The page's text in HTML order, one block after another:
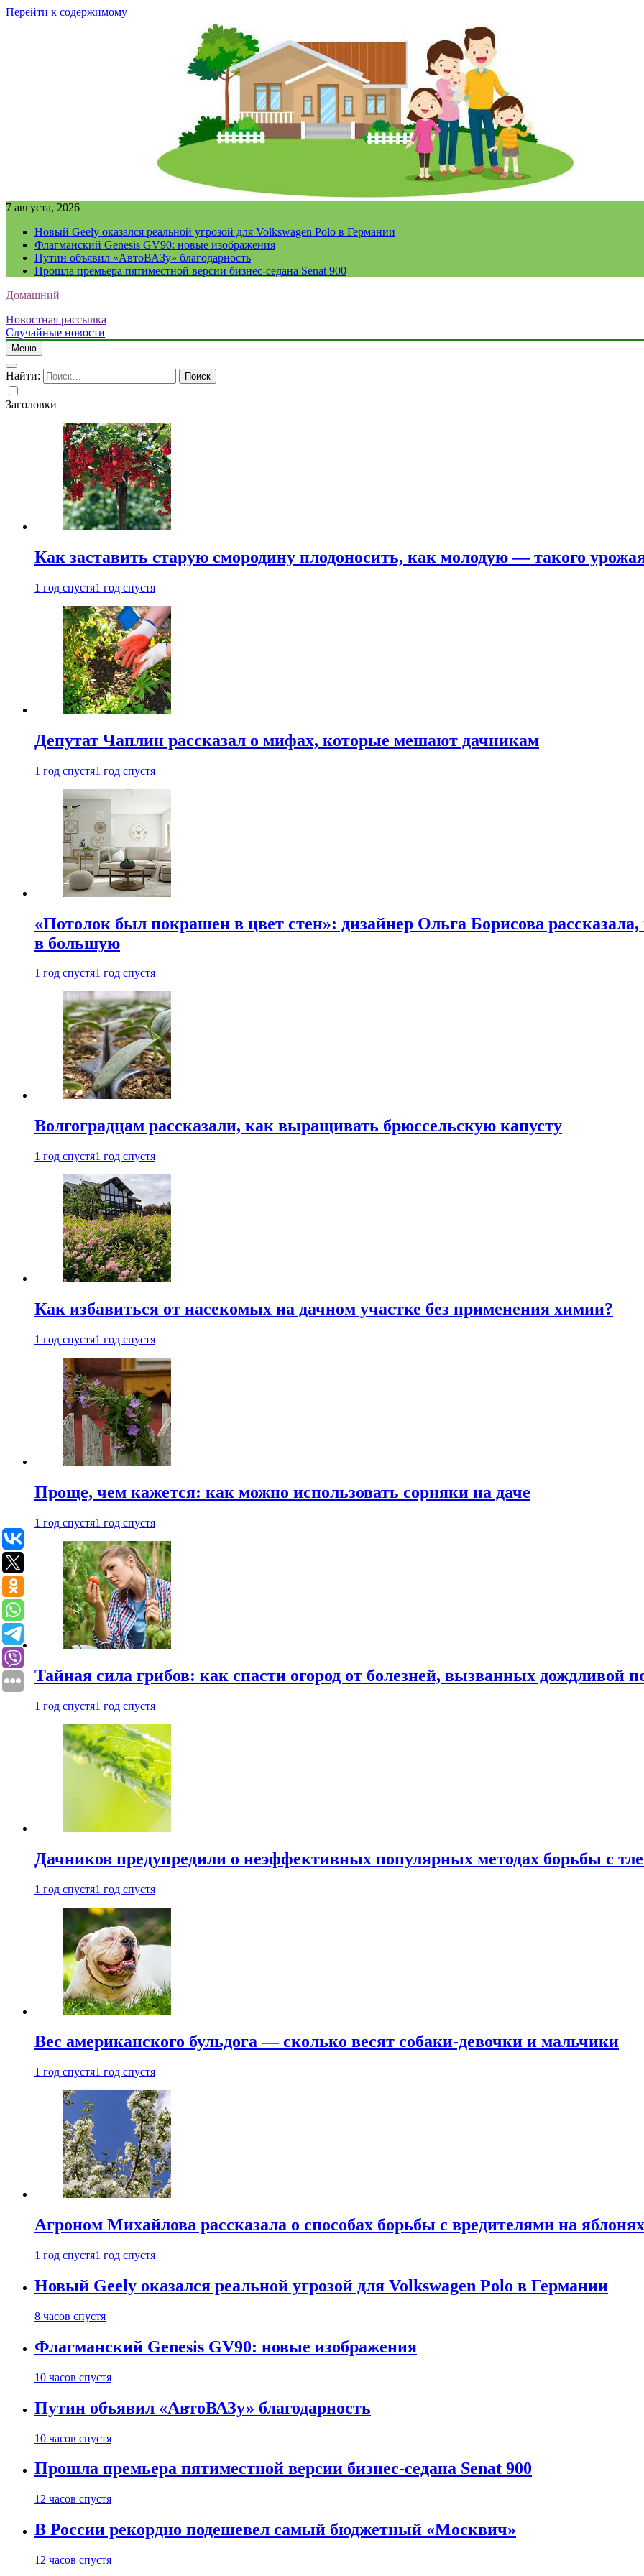
Перейти к содержимому
7 августа, 2026
Новый Geely оказался реальной угрозой для Volkswagen Polo в Германии
Флагманский Genesis GV90: новые изображения
Путин объявил «АвтоВАЗу» благодарность
Прошла премьера пятиместной версии бизнес-седана Senat 900
Домашний
Новостная рассылка
Случайные новости
Меню
Найти:
Заголовки
Как заставить старую смородину плодоносить, как молодую — такого
1 год спустя1 год спустя
Депутат Чаплин рассказал о мифах, которые мешают дачникам
1 год спустя1 год спустя
«Потолок был покрашен в цвет стен»: дизайнер Ольга Борисова
в большую
1 год спустя1 год спустя
Волгоградцам рассказали, как выращивать брюссельскую капусту
1 год спустя1 год спустя
Как избавиться от насекомых на дачном участке без применения химии?
1 год спустя1 год спустя
Проще, чем кажется: как можно использовать сорняки на даче
1 год спустя1 год спустя
Тайная сила грибов: как спасти огород от болезней, вызванных дождливой
1 год спустя1 год спустя
Дачников предупредили о неэффективных популярных методах борьбы с
1 год спустя1 год спустя
Вес американского бульдога — сколько весят собаки-девочки и мальчики
1 год спустя1 год спустя
Агроном Михайлова рассказала о способах борьбы с вредителями на яблонях
1 год спустя1 год спустя
Новый Geely оказался реальной угрозой для Volkswagen Polo в Германии
8 часов спустя
Флагманский Genesis GV90: новые изображения
10 часов спустя
Путин объявил «АвтоВАЗу» благодарность
10 часов спустя
Прошла премьера пятиместной версии бизнес-седана Senat 900
12 часов спустя
В России рекордно подешевел самый бюджетный «Москвич»
12 часов спустя